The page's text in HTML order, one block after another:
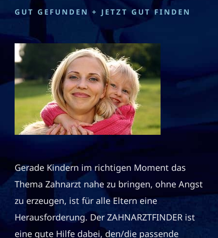
GUT GEFUNDEN + JETZT GUT FINDEN
Gerade Kindern im richtigen Moment das
Thema Zahnarzt nahe zu bringen, ohne Angst
zu erzeugen, ist für alle Eltern eine
Herausforderung. Der ZAHNARZTFINDER ist
eine gute Hilfe dabei, den/die passende